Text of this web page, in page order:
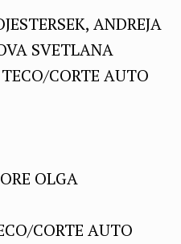
ANDREJA
SVETLANA
CORTE AUTO
OLGA
CORTE AUTO